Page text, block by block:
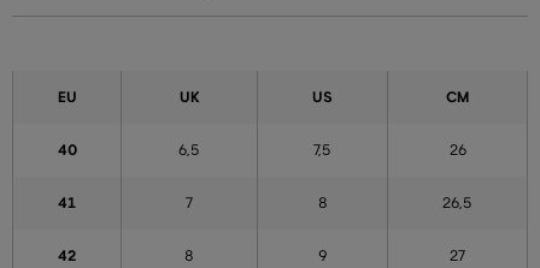
EU UK US CM
40 6,5 7,5 26
41 7 8 26,5
42 8 9 27